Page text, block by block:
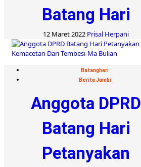
Batang Hari
12 Maret 2022 Prisal Herpani
Batanghari
Berita Jambi
Anggota DPRD
Batang Hari
Petanyakan